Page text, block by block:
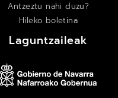
Antzeztu nahi duzu?
Hileko boletina
Laguntzaileak